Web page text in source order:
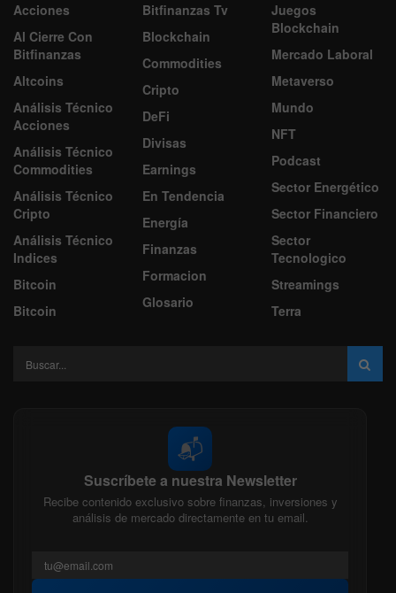
Acciones
Al Cierre Con
Bitfinanzas
Altcoins
Análisis Técnico
Acciones
Análisis Técnico
Commodities
Análisis Técnico
Cripto
Análisis Técnico
Indices
Bitcoin
Bitcoin
Bitfinanzas Tv
Blockchain
Commodities
Cripto
DeFi
Divisas
Earnings
En Tendencia
Energía
Finanzas
Formacion
Glosario
Juegos
Blockchain
Mercado Laboral
Metaverso
Mundo
NFT
Podcast
Sector Energético
Sector Financiero
Sector
Tecnologico
Streamings
Terra
📬
Suscríbete a nuestra Newsletter
Recibe contenido exclusivo sobre finanzas, inversiones y
análisis de mercado directamente en tu email.